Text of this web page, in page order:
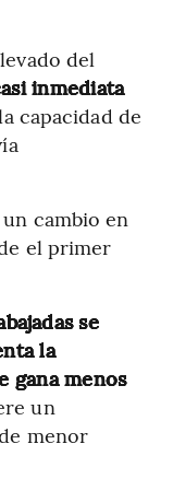
del
inmediata
capacidad de
cambio en
el primer
se
la
gana menos
un
menor